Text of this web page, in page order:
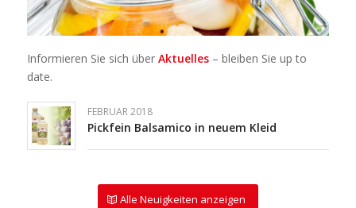
Informieren Sie sich über Aktuelles– bleiben Sie up to
date.
FEBRUAR 2018
Pickfein Balsamico in neuem Kleid
Alle Neuigkeiten anzeigen